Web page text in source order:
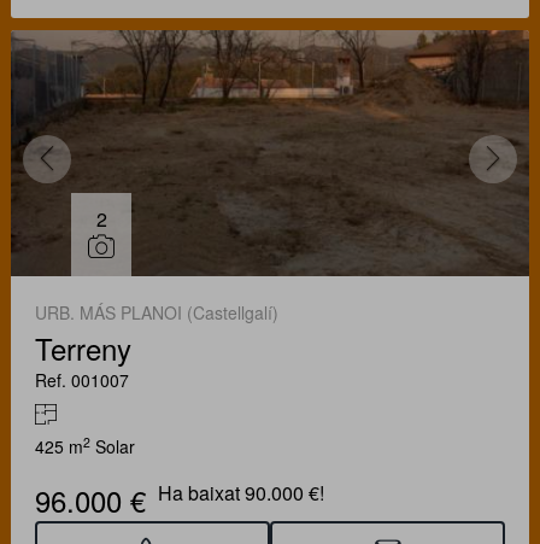
2
URB. MÁS PLANOI (Castellgalí)
Terreny
Ref. 001007
425 m2 Solar
96.000 € Ha baixat 90.000 €!